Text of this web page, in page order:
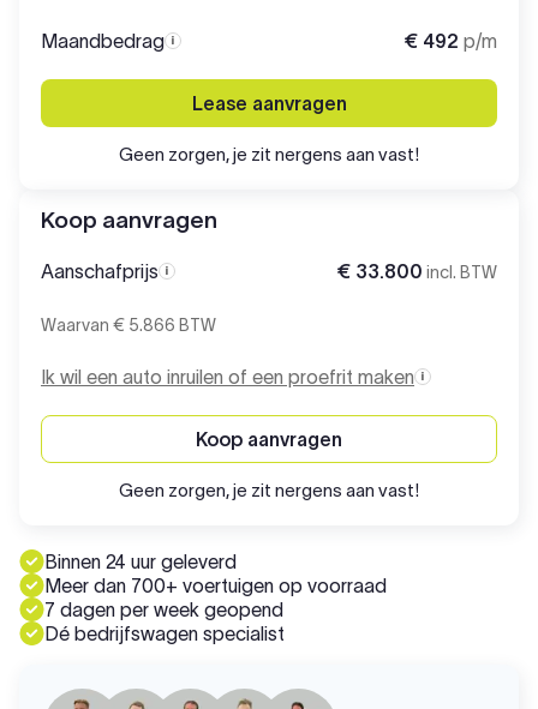
Maandbedrag Maandbedrag € 492 p/m
Lease aanvragen
Geen zorgen, je zit nergens aan vast!
Koop aanvragen
Aanschafprijs Aanschafprijs € 33.800 incl. BTW
Waarvan € 5.866 BTW
Ik wil een auto inruilen of een proefrit maken
Koop aanvragen
Geen zorgen, je zit nergens aan vast!
Binnen 24 uur geleverd
Meer dan 700+ voertuigen op voorraad
7 dagen per week geopend
Dé bedrijfswagen specialist